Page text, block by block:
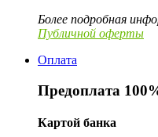
Более подробная
Публичной оферты
Оплата
Предоплата
Картой банка